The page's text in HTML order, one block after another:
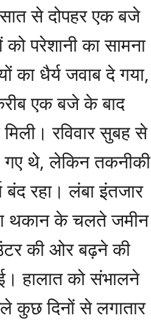
से दोपहर एक बजे
परेशानी का सामना
का धैर्य जवाब दे गया,
एक बजे के बाद
रविवार सुबह से
गए थे, लेकिन तकनीकी
रहा। लंबा इंतजार
थकान के चलते जमीन
की ओर बढ़ने की
हालात को संभालने
कुछ दिनों से लगातार